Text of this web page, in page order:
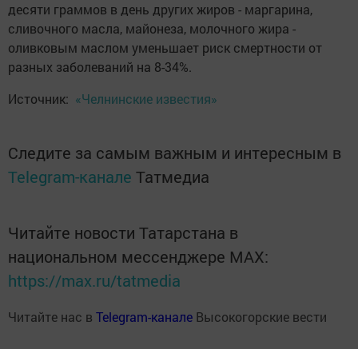
десяти граммов в день других жиров - маргарина,
сливочного масла, майонеза, молочного жира -
оливковым маслом уменьшает риск смертности от
разных заболеваний на 8-34%.
Источник: «Челнинские известия»
Следите за самым важным и интересным в
Telegram-канале Татмедиа
Читайте новости Татарстана в
национальном мессенджере MАХ:
https://max.ru/tatmedia
Читайте нас в Telegram-канале Высокогорские вести